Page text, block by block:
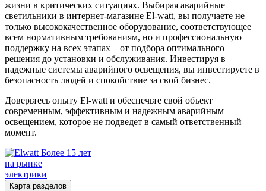
жизни в критических ситуациях. Выбирая аварийные
светильники в интернет-магазине El-watt, вы получаете не
только высококачественное оборудование, соответствующее
всем нормативным требованиям, но и профессиональную
поддержку на всех этапах – от подбора оптимального
решения до установки и обслуживания. Инвестируя в
надежные системы аварийного освещения, вы инвестируете в
безопасность людей и спокойствие за свой бизнес.
Доверьтесь опыту El-watt и обеспечьте свой объект
современным, эффективным и надежным аварийным
освещением, которое не подведет в самый ответственный
момент.
Более 15 лет
на рынке
электрики
Карта разделов